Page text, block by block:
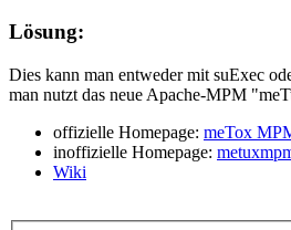
Lösung:
Dies kann man entweder mit suExec
man nutzt das neue Apache-MPM
offizielle Homepage: meTox
inoffizielle Homepage:
Wiki